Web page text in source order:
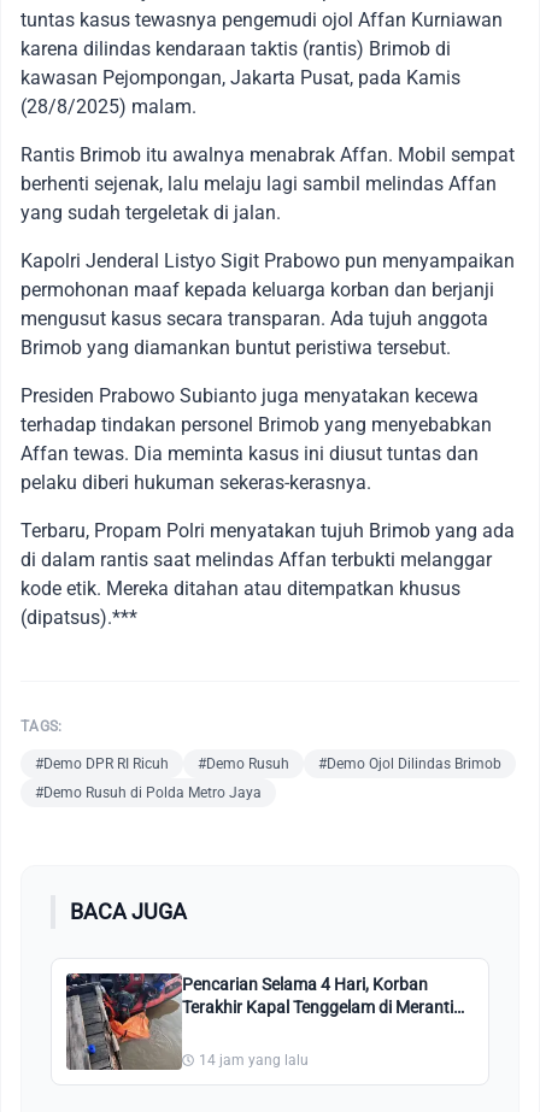
tuntas kasus tewasnya pengemudi ojol Affan Kurniawan
karena dilindas kendaraan taktis (rantis) Brimob di
kawasan Pejompongan, Jakarta Pusat, pada Kamis
(28/8/2025) malam.
Rantis Brimob itu awalnya menabrak Affan. Mobil sempat
berhenti sejenak, lalu melaju lagi sambil melindas Affan
yang sudah tergeletak di jalan.
Kapolri Jenderal Listyo Sigit Prabowo pun menyampaikan
permohonan maaf kepada keluarga korban dan berjanji
mengusut kasus secara transparan. Ada tujuh anggota
Brimob yang diamankan buntut peristiwa tersebut.
Presiden Prabowo Subianto juga menyatakan kecewa
terhadap tindakan personel Brimob yang menyebabkan
Affan tewas. Dia meminta kasus ini diusut tuntas dan
pelaku diberi hukuman sekeras-kerasnya.
Terbaru, Propam Polri menyatakan tujuh Brimob yang ada
di dalam rantis saat melindas Affan terbukti melanggar
kode etik. Mereka ditahan atau ditempatkan khusus
(dipatsus).***
TAGS:
#Demo DPR RI Ricuh #Demo Rusuh
#Demo Ojol Dilindas Brimob
#Demo Rusuh di Polda Metro Jaya
BACA JUGA
Pencarian Selama 4 Hari, Korban
Terakhir Kapal Tenggelam di Meranti
14 jam yang lalu